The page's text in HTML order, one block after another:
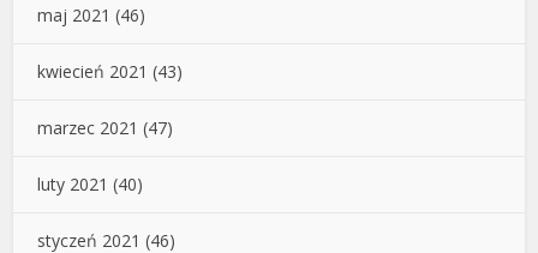
maj 2021 (46)
kwiecień 2021 (43)
marzec 2021 (47)
luty 2021 (40)
styczeń 2021 (46)